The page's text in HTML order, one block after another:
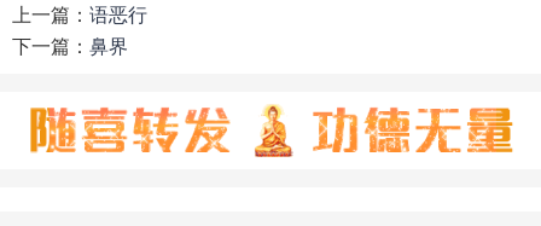
上一篇： 语恶行
下一篇： 鼻界